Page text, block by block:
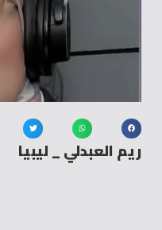
ريم العبدلي _ ليبيا